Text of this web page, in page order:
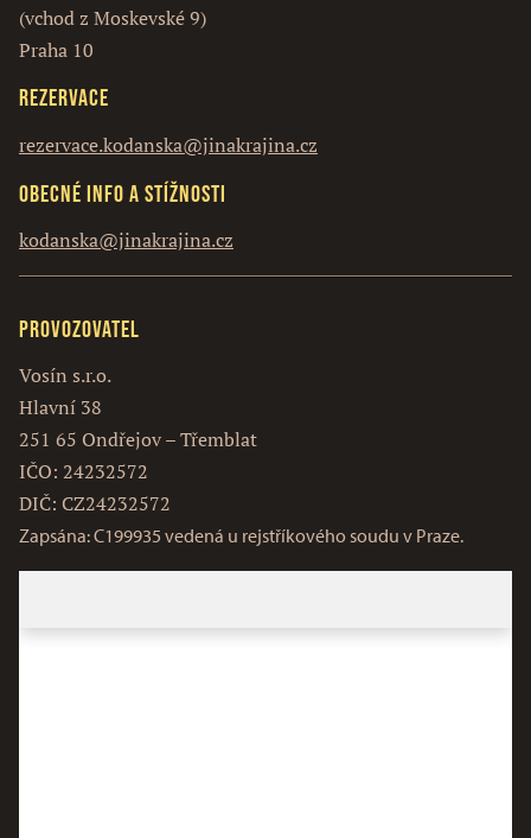
(vchod z Moskevské 9)
Praha 10
Rezervace
rezervace.kodanska@jinakrajina.cz
Obecné info a stížnosti
kodanska@jinakrajina.cz
Provozovatel
Vosín s.r.o.
Hlavní 38
251 65 Ondřejov – Třemblat
IČO: 24232572
DIČ: CZ24232572
Zapsána: C199935 vedená u rejstříkového soudu v Praze.